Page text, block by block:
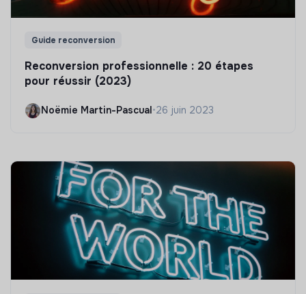
Guide reconversion
Reconversion professionnelle : 20 étapes
pour réussir (2023)
Noëmie Martin-Pascual •26 juin 2023